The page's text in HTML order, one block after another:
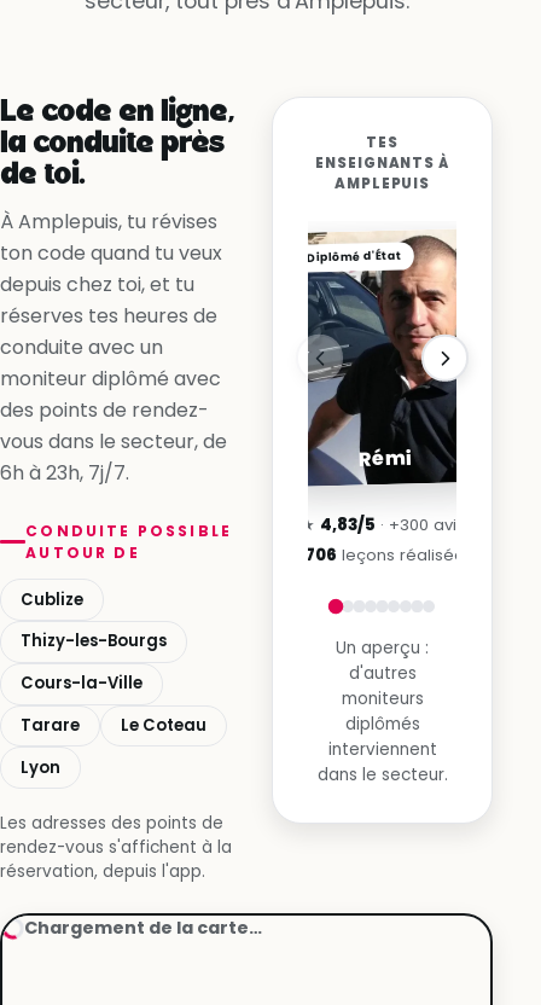
Oui, la voie est libre
Oui, en accélérant
Le code en ligne,
la conduite près
de toi.
À Amplepuis, tu révises
ton code quand tu veux
depuis chez toi, et tu
réserves tes heures de
conduite avec un
moniteur diplômé avec
des points de rendez-
vous dans le secteur, de
6h à 23h, 7j/7.
CONDUITE POSSIBLE
AUTOUR DE
Cublize
Thizy-les-Bourgs
Cours-la-Ville
Tarare
Le Coteau
Lyon
Les adresses des points de
rendez-vous s'affichent à la
réservation, depuis l'app.
TES
ENSEIGNANTS À
AMPLEPUIS
Diplômé d'État
Rémi
★ 4,83/5 · +300 avis
7 706 leçons réalisées
Un aperçu :
d'autres
moniteurs
diplômés
interviennent
dans le secteur.
Chargement de la carte…